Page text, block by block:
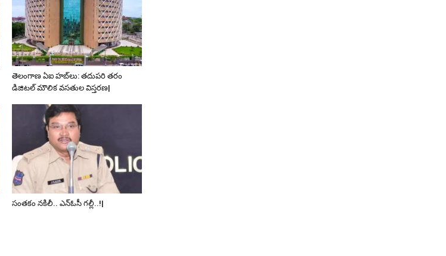
తెలంగాణ ఏఐ హబ్‌లు: తదుపరి తరం
డిజిటల్ మౌలిక వసతుల విస్తరణ|
సంతకం నకిలీ.. ఎన్‌ఓసీ గల్లీ..!|